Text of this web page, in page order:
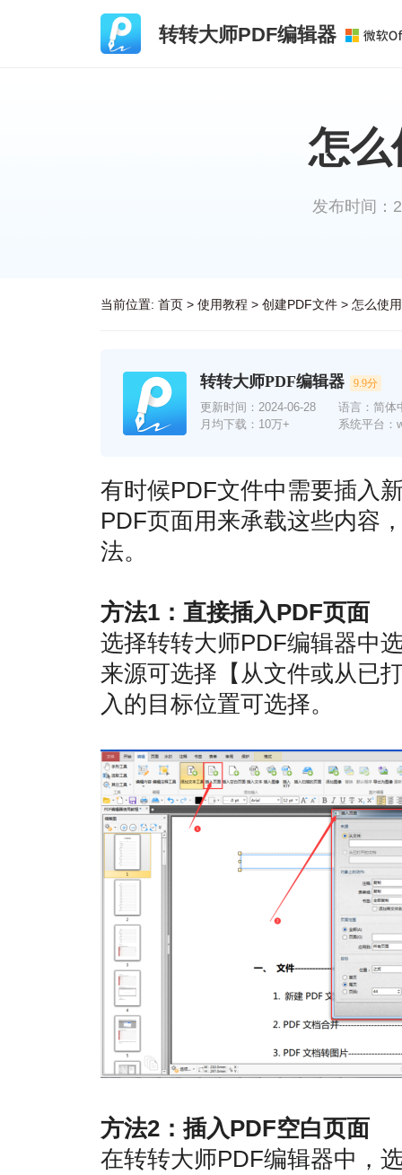
转转大师PDF编辑器
怎么
发布时间：
当前位置: 首页> 使用教程 > 创建PDF文件> 怎么使
转转大师PDF编辑器 9.9分
更新时间： 2024-06-28
月均下载：10万+
语言：简体
系统平台：
有时候PDF文件中需要插入
PDF页面用来承载这些内容
法。
方法1：直接插入PDF页面
选择转转大师PDF编辑器中
来源可选择【从文件或从已
入的目标位置可选择。
方法2：插入PDF空白页面
在转转大师PDF编辑器中，